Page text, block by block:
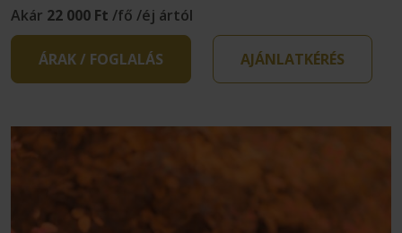
Akár 22 000 Ft /fő /éj ártól
ÁRAK / FOGLALÁS AJÁNLATKÉRÉS